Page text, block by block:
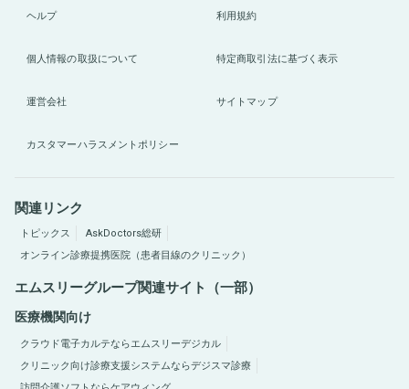
ヘルプ 利用規約
個人情報の取扱について 特定商取引法に基づく表示
運営会社 サイトマップ
カスタマーハラスメントポリシー
関連リンク
トピックス
AskDoctors総研
オンライン診療提携医院（患者目線のクリニック）
エムスリーグループ関連サイト（一部）
医療機関向け
クラウド電子カルテならエムスリーデジカル
クリニック向け診療支援システムならデジスマ診療